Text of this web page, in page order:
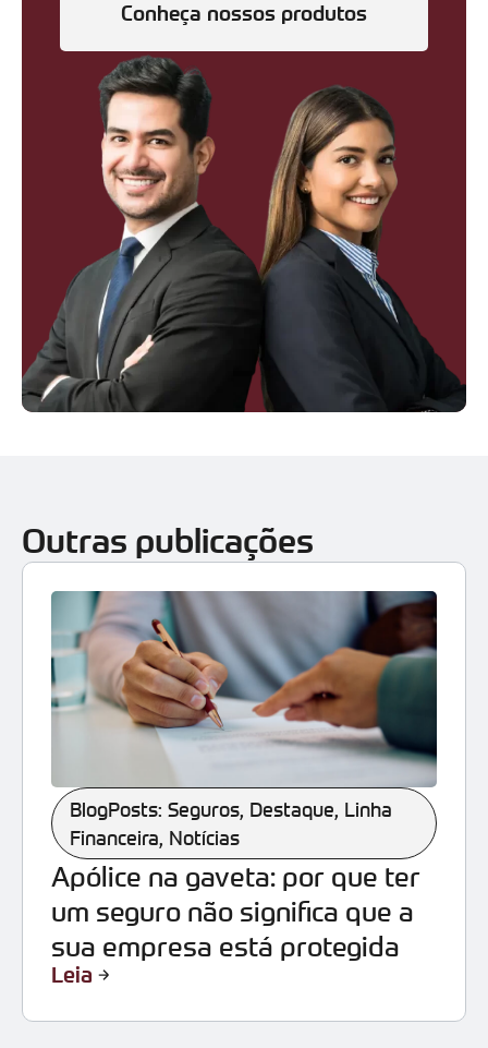
Conheça nossos produtos
Outras publicações
BlogPosts: Seguros, Destaque, Linha
Financeira, Notícias
Apólice na gaveta: por que ter
um seguro não significa que a
sua empresa está protegida
Leia